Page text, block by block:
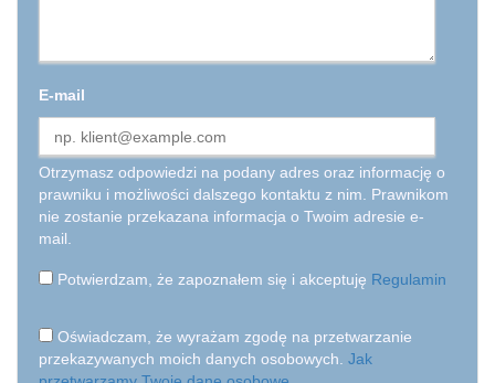
E-mail
Otrzymasz odpowiedzi na podany adres oraz informację o
prawniku i możliwości dalszego kontaktu z nim. Prawnikom
nie zostanie przekazana informacja o Twoim adresie e-
mail.
Potwierdzam, że zapoznałem się i akceptuję Regulamin
Oświadczam, że wyrażam zgodę na przetwarzanie
przekazywanych moich danych osobowych. Jak